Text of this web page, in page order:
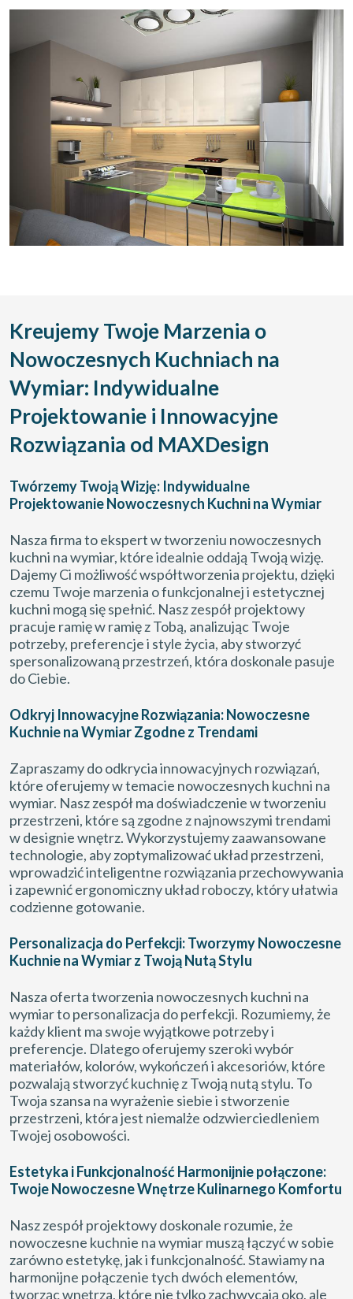
Kreujemy Twoje Marzenia o
Nowoczesnych Kuchniach na
Wymiar: Indywidualne
Projektowanie i Innowacyjne
Rozwiązania od MAXDesign
Twórzemy Twoją Wizję: Indywidualne
Projektowanie Nowoczesnych Kuchni na Wymiar
Nasza firma to ekspert w tworzeniu nowoczesnych
kuchni na wymiar, które idealnie oddają Twoją wizję.
Dajemy Ci możliwość współtworzenia projektu, dzięki
czemu Twoje marzenia o funkcjonalnej i estetycznej
kuchni mogą się spełnić. Nasz zespół projektowy
pracuje ramię w ramię z Tobą, analizując Twoje
potrzeby, preferencje i style życia, aby stworzyć
spersonalizowaną przestrzeń, która doskonale pasuje
do Ciebie.
Odkryj Innowacyjne Rozwiązania: Nowoczesne
Kuchnie na Wymiar Zgodne z Trendami
Zapraszamy do odkrycia innowacyjnych rozwiązań,
które oferujemy w temacie nowoczesnych kuchni na
wymiar. Nasz zespół ma doświadczenie w tworzeniu
przestrzeni, które są zgodne z najnowszymi trendami
w designie wnętrz. Wykorzystujemy zaawansowane
technologie, aby zoptymalizować układ przestrzeni,
wprowadzić inteligentne rozwiązania przechowywania
i zapewnić ergonomiczny układ roboczy, który ułatwia
codzienne gotowanie.
Personalizacja do Perfekcji: Tworzymy Nowoczesne
Kuchnie na Wymiar z Twoją Nutą Stylu
Nasza oferta tworzenia nowoczesnych kuchni na
wymiar to personalizacja do perfekcji. Rozumiemy, że
każdy klient ma swoje wyjątkowe potrzeby i
preferencje. Dlatego oferujemy szeroki wybór
materiałów, kolorów, wykończeń i akcesoriów, które
pozwalają stworzyć kuchnię z Twoją nutą stylu. To
Twoja szansa na wyrażenie siebie i stworzenie
przestrzeni, która jest niemalże odzwierciedleniem
Twojej osobowości.
Estetyka i Funkcjonalność Harmonijnie połączone:
Twoje Nowoczesne Wnętrze Kulinarnego Komfortu
Nasz zespół projektowy doskonale rozumie, że
nowoczesne kuchnie na wymiar muszą łączyć w sobie
zarówno estetykę, jak i funkcjonalność. Stawiamy na
harmonijne połączenie tych dwóch elementów,
tworząc wnętrza, które nie tylko zachwycają oko, ale